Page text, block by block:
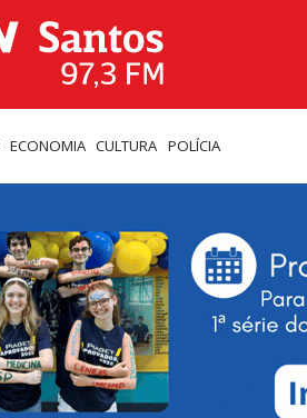
ECONOMIA CULTURA POLÍCIA